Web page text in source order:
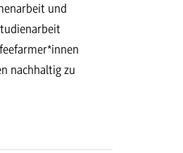
und
nachhaltig zu